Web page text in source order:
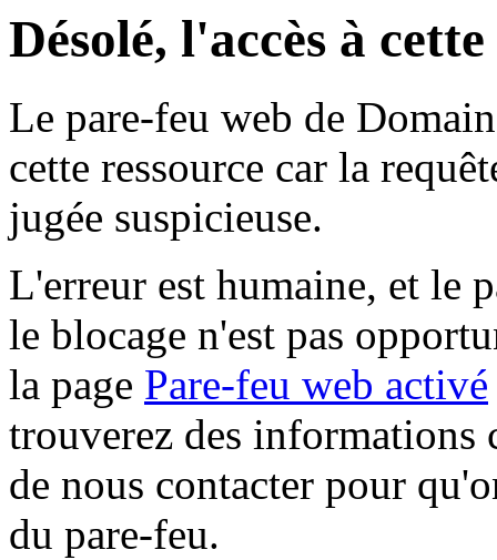
Désolé, l'accès à
Le pare-feu web de
cette ressource car la
jugée suspicieuse.
L'erreur est humaine, et le
le blocage n'est pas
la page Pare-feu web activé
trouverez des informations
de nous contacter pour
du pare-feu.